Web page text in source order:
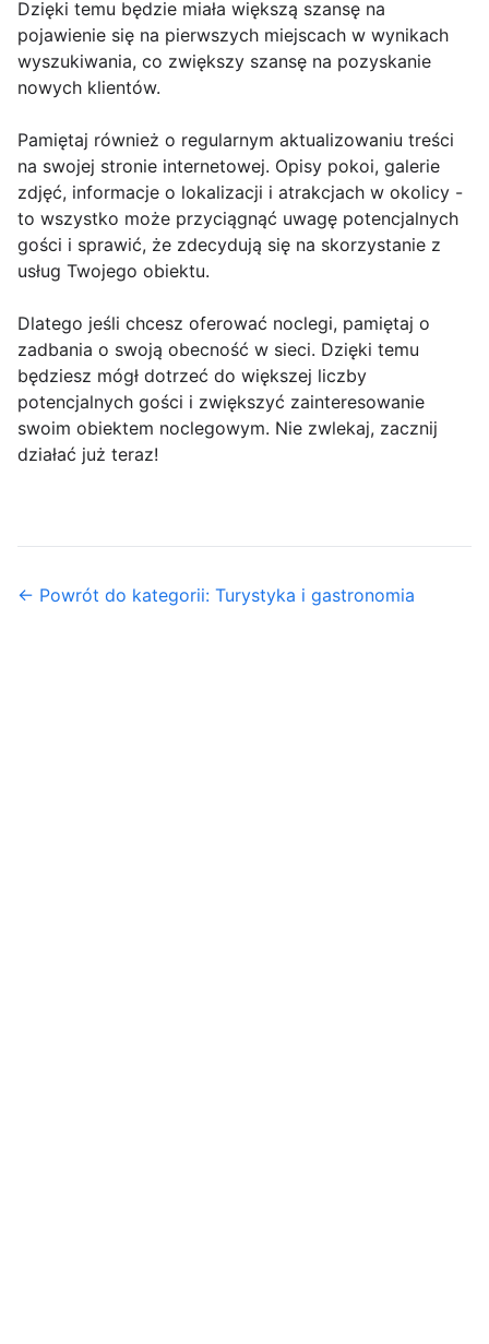
Dzięki temu będzie miała większą szansę na
pojawienie się na pierwszych miejscach w wynikach
wyszukiwania, co zwiększy szansę na pozyskanie
nowych klientów.
Pamiętaj również o regularnym aktualizowaniu treści
na swojej stronie internetowej. Opisy pokoi, galerie
zdjęć, informacje o lokalizacji i atrakcjach w okolicy -
to wszystko może przyciągnąć uwagę potencjalnych
gości i sprawić, że zdecydują się na skorzystanie z
usług Twojego obiektu.
Dlatego jeśli chcesz oferować noclegi, pamiętaj o
zadbania o swoją obecność w sieci. Dzięki temu
będziesz mógł dotrzeć do większej liczby
potencjalnych gości i zwiększyć zainteresowanie
swoim obiektem noclegowym. Nie zwlekaj, zacznij
działać już teraz!
← Powrót do kategorii: Turystyka i gastronomia